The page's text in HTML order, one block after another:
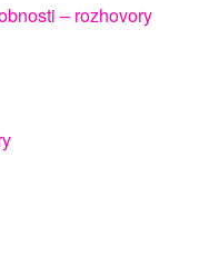
– rozhovory